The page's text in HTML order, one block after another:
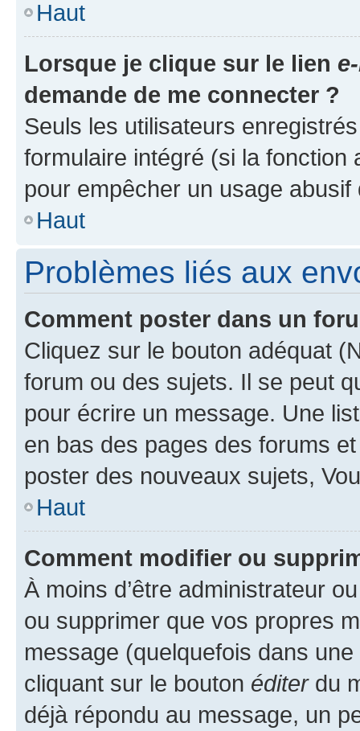
Haut
Lorsque je clique sur le lien
demande de me connecter ?
Seuls les utilisateurs
formulaire intégré (si la fonction
pour empêcher un usage
Haut
Problèmes liés aux
Comment poster dans un
Cliquez sur le bouton adéquat
forum ou des sujets. Il se peut
pour écrire un message. Une
en bas des pages des forums
poster des nouveaux sujets,
Haut
Comment modifier ou
À moins d’être administrateur
ou supprimer que vos propres
message (quelquefois dans
cliquant sur le bouton éditerdu
déjà répondu au message, un